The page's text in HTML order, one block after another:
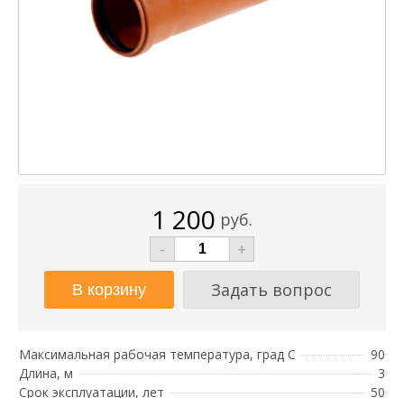
1 200 руб.
-
+
Задать вопрос
Максимальная рабочая температура, град С
90
Длина, м
3
Срок эксплуатации, лет
50